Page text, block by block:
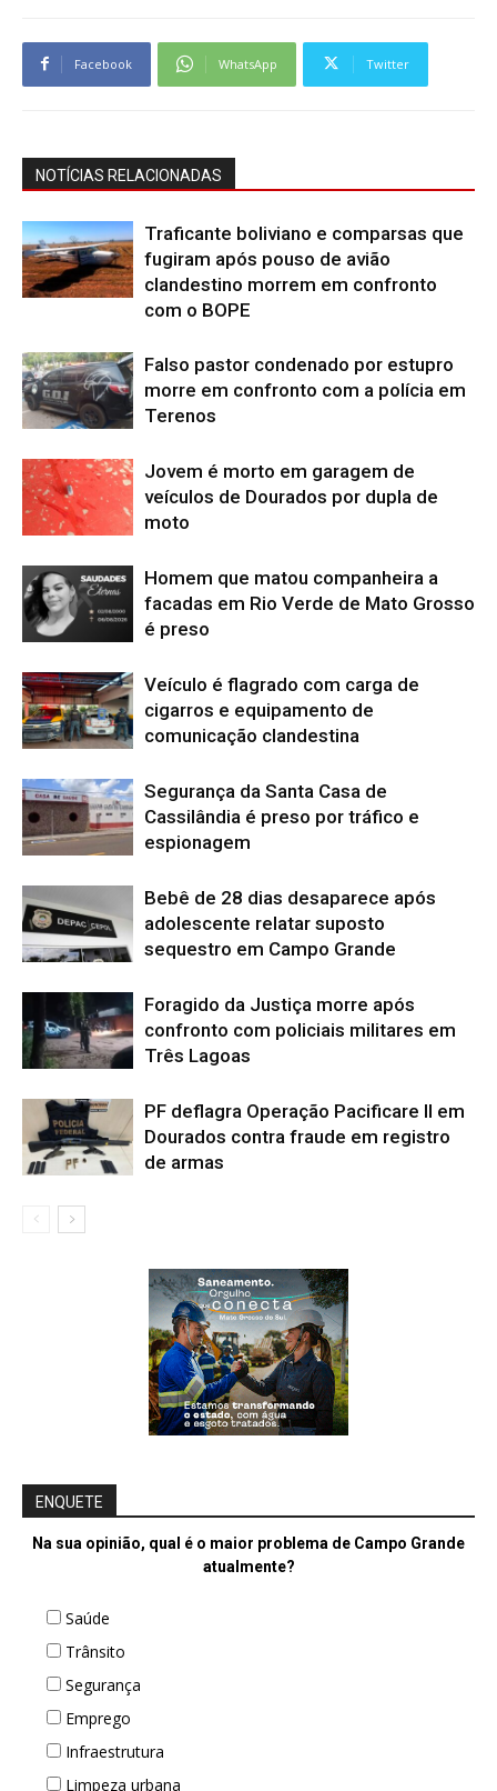
Facebook WhatsApp Twitter
NOTÍCIAS RELACIONADAS
Traficante boliviano e comparsas que
fugiram após pouso de avião
clandestino morrem em confronto
com o BOPE
Falso pastor condenado por estupro
morre em confronto com a polícia em
Terenos
Jovem é morto em garagem de
veículos de Dourados por dupla de
moto
Homem que matou companheira a
facadas em Rio Verde de Mato Grosso
é preso
Veículo é flagrado com carga de
cigarros e equipamento de
comunicação clandestina
Segurança da Santa Casa de
Cassilândia é preso por tráfico e
espionagem
Bebê de 28 dias desaparece após
adolescente relatar suposto
sequestro em Campo Grande
Foragido da Justiça morre após
confronto com policiais militares em
Três Lagoas
PF deflagra Operação Pacificare II em
Dourados contra fraude em registro
de armas
ENQUETE
Na sua opinião, qual é o maior problema de Campo Grande
atualmente?
Saúde
Trânsito
Segurança
Emprego
Infraestrutura
Limpeza urbana